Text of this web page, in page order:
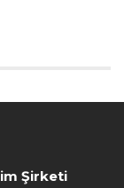
Şirketi